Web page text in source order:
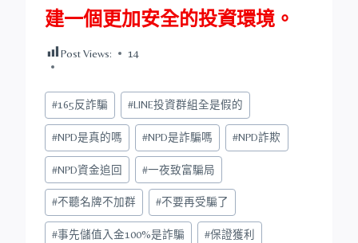
建一個更加安全的投資環境。
Post Views: 14
Post
Tags:
#165反詐騙 #LINE投資群組全是假的
#NPD是真的嗎 #NPD是詐騙嗎 #NPD詐欺
#NPD資金追回 #一夜致富騙局
#不聽名牌不加群 #不要再受騙了
#事先儲值入金100%是詐騙 #保證獲利